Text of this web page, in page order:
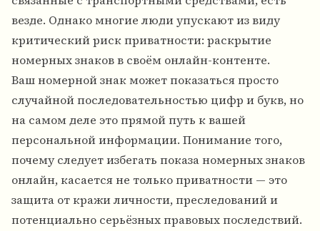
везде. Однако многие люди упускают из виду
критический риск приватности: раскрытие
номерных знаков в своём онлайн-контенте.
Ваш номерной знак может показаться просто
случайной последовательностью цифр и букв, но
на самом деле это прямой путь к вашей
персональной информации. Понимание того,
почему следует избегать показа номерных знаков
онлайн, касается не только приватности — это
защита от кражи личности, преследований и
потенциально серьёзных правовых последствий.